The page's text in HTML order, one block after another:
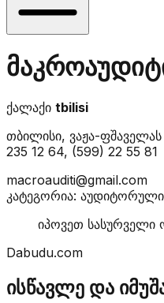
ქალაქი tbilisi
თბილისი, ვაჟა-ფშაველას
235 12 64, (599) 22 55 81
macroauditi@gmail.com
კატეგორია:
იპოვეთ სასურველი
Dabudu.com
ისწავლე და